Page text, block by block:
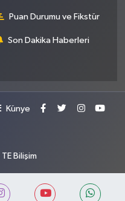
Puan Durumu ve Fikstür
Son Dakika Haberleri
Künye
TE Bilişim